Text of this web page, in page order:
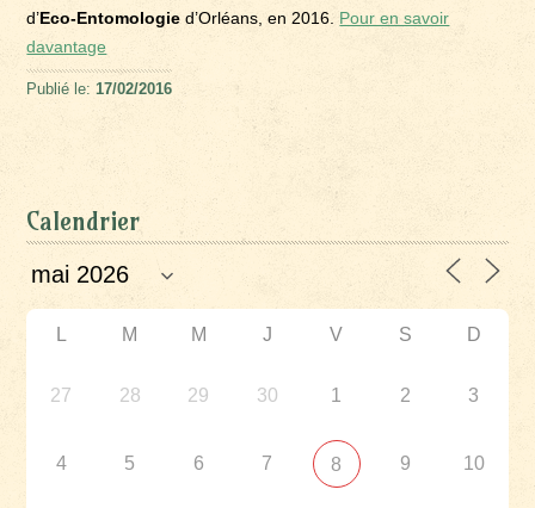
d’Eco-Entomologie d’Orléans, en 2016. Pour en savoir
davantage
Publié le:17/02/2016
Calendrier
L M M J V S D
27 28 29 30 1 2 3
4 5 6 7 8 9 10